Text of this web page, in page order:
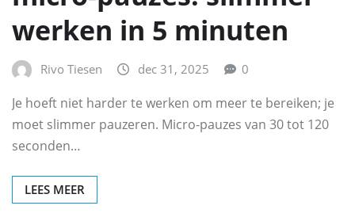
werken in 5 minuten
Rivo Tiesen dec 31, 2025 0
Je hoeft niet harder te werken om meer te bereiken; je
moet slimmer pauzeren. Micro-pauzes van 30 tot 120
seconden…
LEES MEER